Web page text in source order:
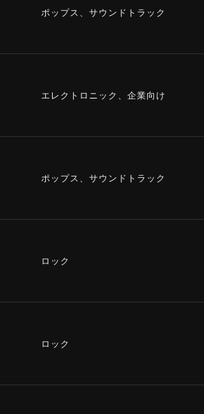
ポップス、サウンドトラック
エレクトロニック、企業向け
ポップス、サウンドトラック
ロック
ロック